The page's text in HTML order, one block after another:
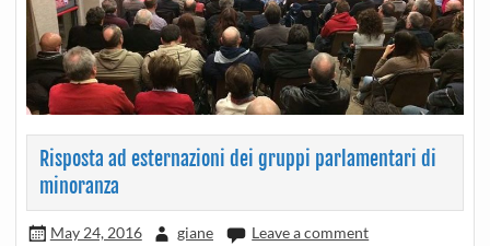
Risposta ad esternazioni dei gruppi parlamentari di
minoranza
May 24, 2016 giane Leave a comment